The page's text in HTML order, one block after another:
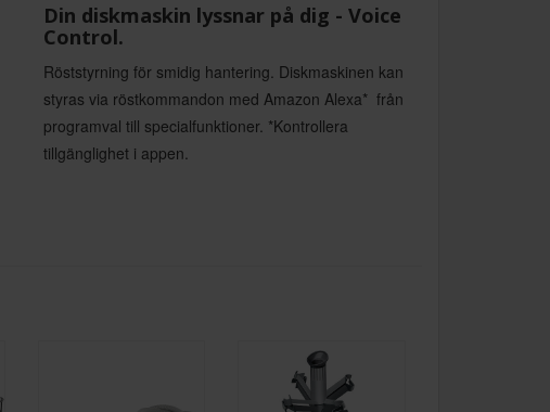
Din diskmaskin lyssnar på dig - Voice
Control.
Röststyrning för smidig hantering. Diskmaskinen kan
styras via röstkommandon med Amazon Alexa*  från
programval till specialfunktioner. *Kontrollera
tillgänglighet i appen.